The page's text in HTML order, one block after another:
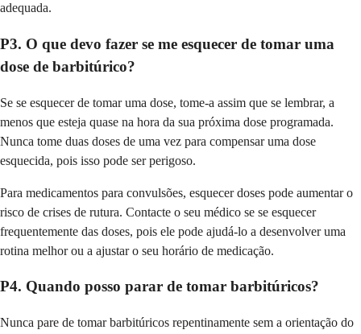
adequada.
P3. O que devo fazer se me esquecer de tomar uma
dose de barbitúrico?
Se se esquecer de tomar uma dose, tome-a assim que se lembrar, a
menos que esteja quase na hora da sua próxima dose programada.
Nunca tome duas doses de uma vez para compensar uma dose
esquecida, pois isso pode ser perigoso.
Para medicamentos para convulsões, esquecer doses pode aumentar o
risco de crises de rutura. Contacte o seu médico se se esquecer
frequentemente das doses, pois ele pode ajudá-lo a desenvolver uma
rotina melhor ou a ajustar o seu horário de medicação.
P4. Quando posso parar de tomar barbitúricos?
Nunca pare de tomar barbitúricos repentinamente sem a orientação do